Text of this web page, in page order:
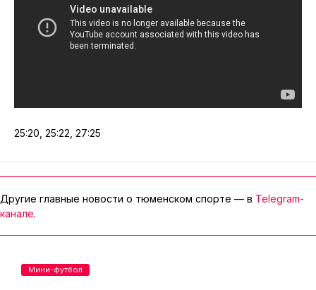
25:20, 25:22, 27:25
Другие главные новости о тюменском спорте — в Telegram-
канале.
Мини-футбол